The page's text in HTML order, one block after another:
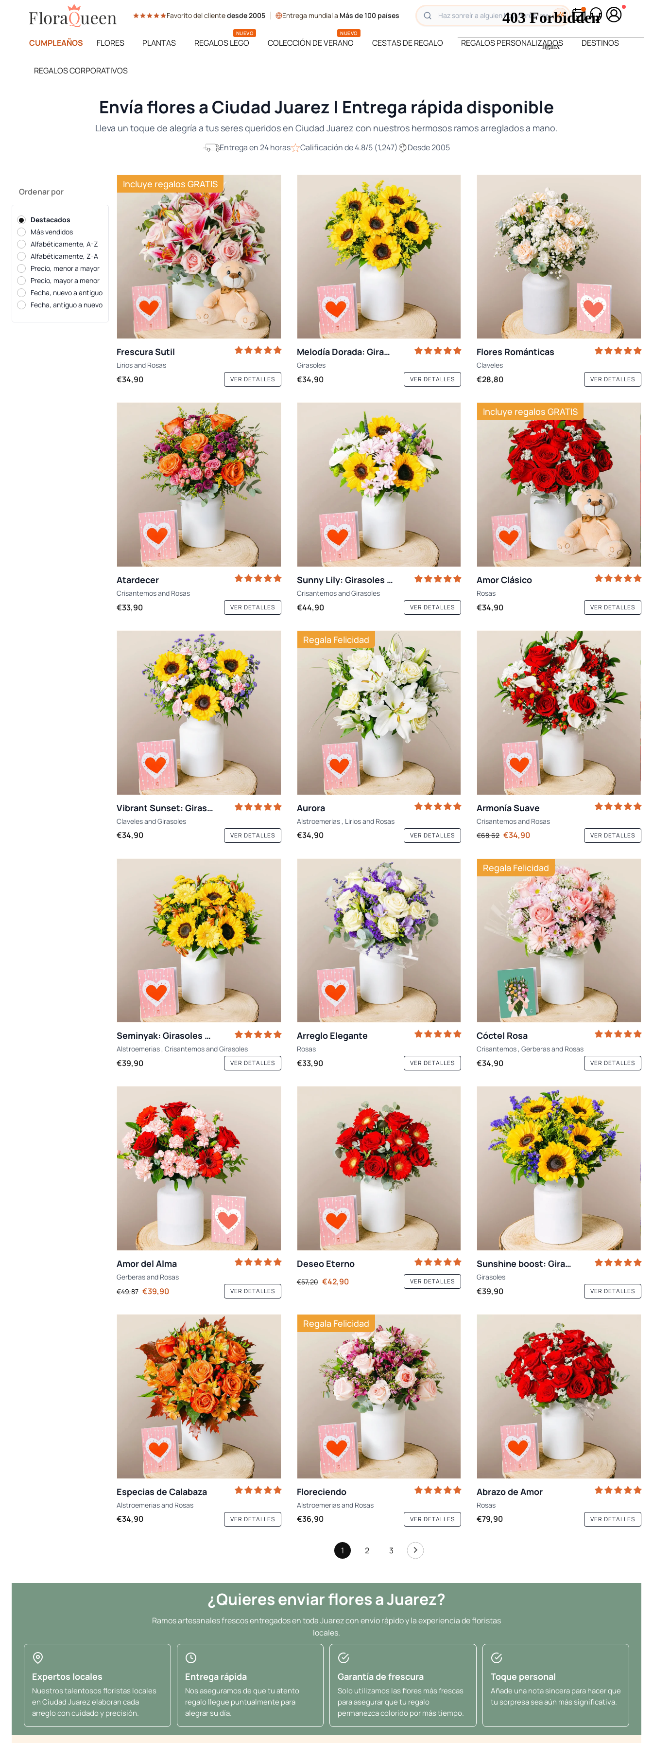
directamente
contenido
Favorito del clientedesde 2005 Entrega mundial a Más de 100 países
CUMPLEAÑOS FLORES PLANTAS REGALOS LEGO
NUEVO
COLECCIÓN DE VERANO
NUEVO
CESTAS DE REGALO REGALOS PERSONALIZADOS DESTINOS
REGALOS CORPORATIVOS
Envía flores a Ciudad Juarez | Entrega rápida disponible
Lleva un toque de alegría a tus seres queridos en Ciudad Juarez con nuestros hermosos ramos arreglados a mano.
Entrega en 24 horas Calificación de 4.8/5 (1,247) Desde 2005
Ordenar por
Destacados
Más vendidos
Alfabéticamente, A-Z
Alfabéticamente, Z-A
Precio, menor a mayor
Precio, mayor a menor
Fecha, nuevo a antiguo
Fecha, antiguo a nuevo
Incluye regalos GRATIS
Frescura Sutil
Liriosand Rosas
€34,90 VER DETALLES
Melodía Dorada: Girasoles y Solidago
Girasoles
€34,90 VER DETALLES
Flores Románticas
Claveles
€28,80 VER DETALLES
Atardecer
Crisantemosand Rosas
€33,90 VER DETALLES
Sunny Lily: Girasoles y Calas
CrisantemosandGirasoles
€44,90 VER DETALLES
Incluye regalos GRATIS
Amor Clásico
Rosas
€34,90 VER DETALLES
Vibrant Sunset: Girasoles y Limonium
ClavelesandGirasoles
€34,90 VER DETALLES
Regala Felicidad
Aurora
Alstroemerias , Liriosand Rosas
€34,90 VER DETALLES
Armonía Suave
Crisantemosand Rosas
€68,62 €34,90 VER DETALLES
Seminyak: Girasoles y Crisantemos
Alstroemerias, CrisantemosandGirasoles
€39,90 VER DETALLES
Arreglo Elegante
Rosas
€33,90 VER DETALLES
Regala Felicidad
Cóctel Rosa
Crisantemos,Gerberasand Rosas
€34,90 VER DETALLES
Amor del Alma
Gerberasand Rosas
€49,87 €39,90 VER DETALLES
Deseo Eterno
€57,20 €42,90 VER DETALLES
Sunshine boost: Girasoles y Estátice
Girasoles
€39,90 VER DETALLES
Especias de Calabaza
Alstroemeriasand Rosas
€34,90 VER DETALLES
Regala Felicidad
Floreciendo
Alstroemeriasand Rosas
€36,90 VER DETALLES
Abrazo de Amor
Rosas
€79,90 VER DETALLES
1 2 3
¿Quieres enviar flores a Juarez?
Ramos artesanales frescos entregados en toda Juarez con envío rápido y la experiencia de floristas
locales.
Expertos locales
Nuestros talentosos floristas locales
en Ciudad Juarez elaboran cada
arreglo con cuidado y precisión.
Entrega rápida
Nos aseguramos de que tu atento
regalo llegue puntualmente para
alegrar su día.
Garantía de frescura
Solo utilizamos las flores más frescas
para asegurar que tu regalo
permanezca colorido por más tiempo.
Toque personal
Añade una nota sincera para hacer que
tu sorpresa sea aún más significativa.